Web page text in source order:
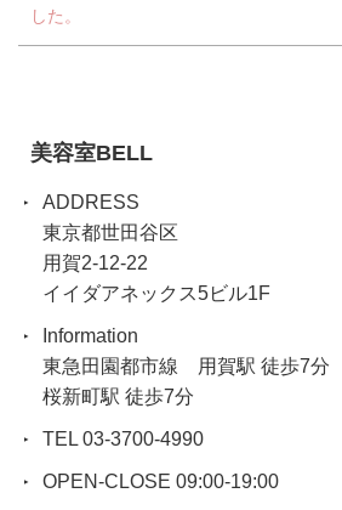
した。
美容室BELL
ADDRESS
東京都世田谷区
用賀2-12-22
イイダアネックス5ビル1F
Information
東急田園都市線 用賀駅 徒歩7分
桜新町駅 徒歩7分
TEL 03-3700-4990
OPEN-CLOSE 09:00-19:00